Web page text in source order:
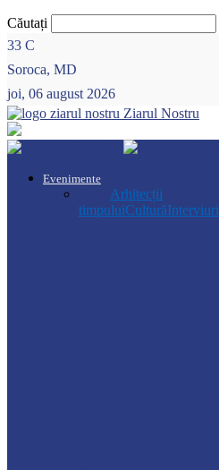
Căutați
33 C
Soroca, MD
joi, 06 august 2026
Ziarul Nostru
Evenimente
Arhitecții
timpuluiCulturăInterviuri